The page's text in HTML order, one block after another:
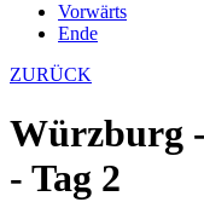
Vorwärts
Ende
ZURÜCK
Würzburg
- Tag 2